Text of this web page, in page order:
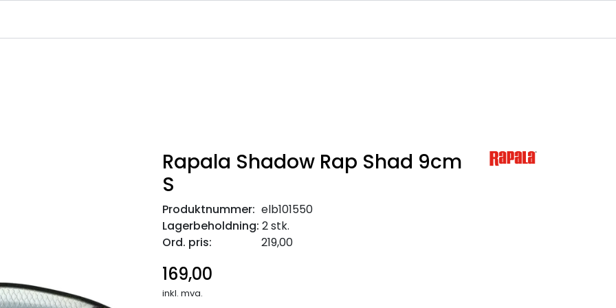
Rapala Shadow Rap Shad 9cm
S
Produktnummer: elb101550
Lagerbeholdning: 2 stk.
Ord. pris:
219,00
169,00
inkl. mva.